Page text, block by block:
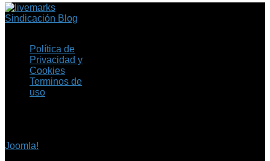
Sindicación Blog
Política de
Privacidad y
Cookies
Terminos de
uso
Joomla!